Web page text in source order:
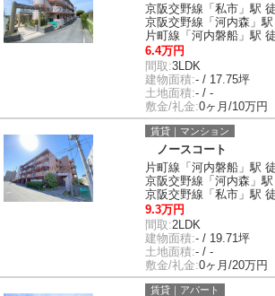
京阪交野線「私市」駅
京阪交野線「河内森」
片町線「河内磐船」駅
6.4万円
間取:3LDK
建物面積:- / 17.75坪
土地面積:- / -
敷金/礼金:0ヶ月/10万円
賃貸｜マンション
ノースコート
片町線「河内磐船」駅
京阪交野線「河内森」
京阪交野線「私市」駅
9.3万円
間取:2LDK
建物面積:- / 19.71坪
土地面積:- / -
敷金/礼金:0ヶ月/20万円
賃貸｜アパート